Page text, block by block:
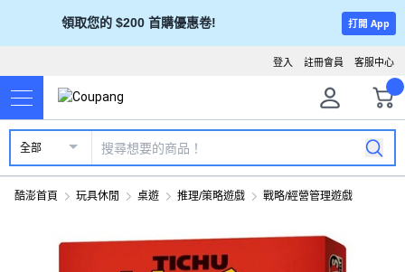
領取您的 $200 首購優惠卷! 打開 App
客服中心
註冊會員
登入
全部
酷澎首頁 玩具休閒 桌遊 推理/策略遊戲 戰略/經營管理遊戲